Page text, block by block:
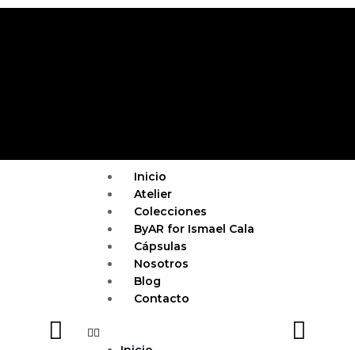
Ir
Inicio
Atelier
Colecciones
ByAR for Ismael Cala
Cápsulas
Nosotros
Blog
Contacto
Menu